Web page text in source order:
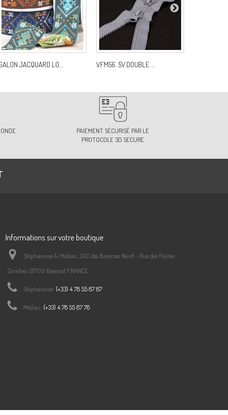
JACQUARD LO... VFM56. 5V.DOUBLE ...
PAIEMENT SÉCURISÉ PAR LE
PROTOCOLE 3D SECURE
Informations sur votre boutique
Stéphanoise & Médiac, ZAC des Baterses Nord - Rue des Petites
Combes 01700 Beynost FRANCE
Stéphanoise: (+33) 4 78 55 87 87
Mediac: (+33) 4 78 55 87 78